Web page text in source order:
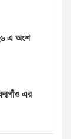
এ অংশ
এর